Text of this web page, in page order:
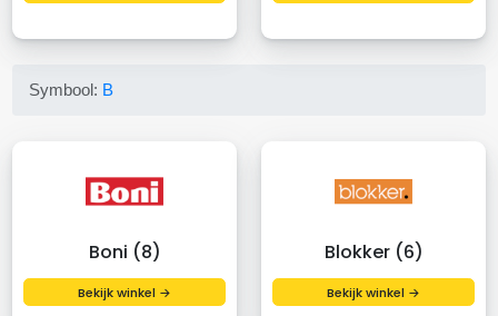
Symbool: B
Boni (8)
Bekijk winkel →
Blokker (6)
Bekijk winkel →